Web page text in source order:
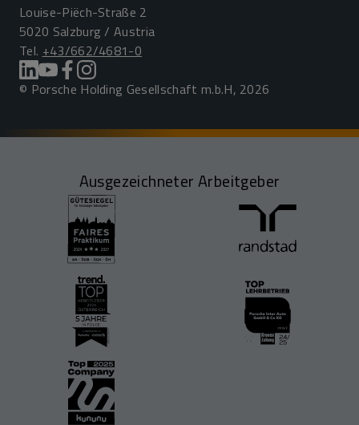
Louise-Piëch-Straße 2
5020 Salzburg / Austria
Tel. +43/662/4681-0
© Porsche Holding Gesellschaft m.b.H, 2026
Ausgezeichneter Arbeitgeber